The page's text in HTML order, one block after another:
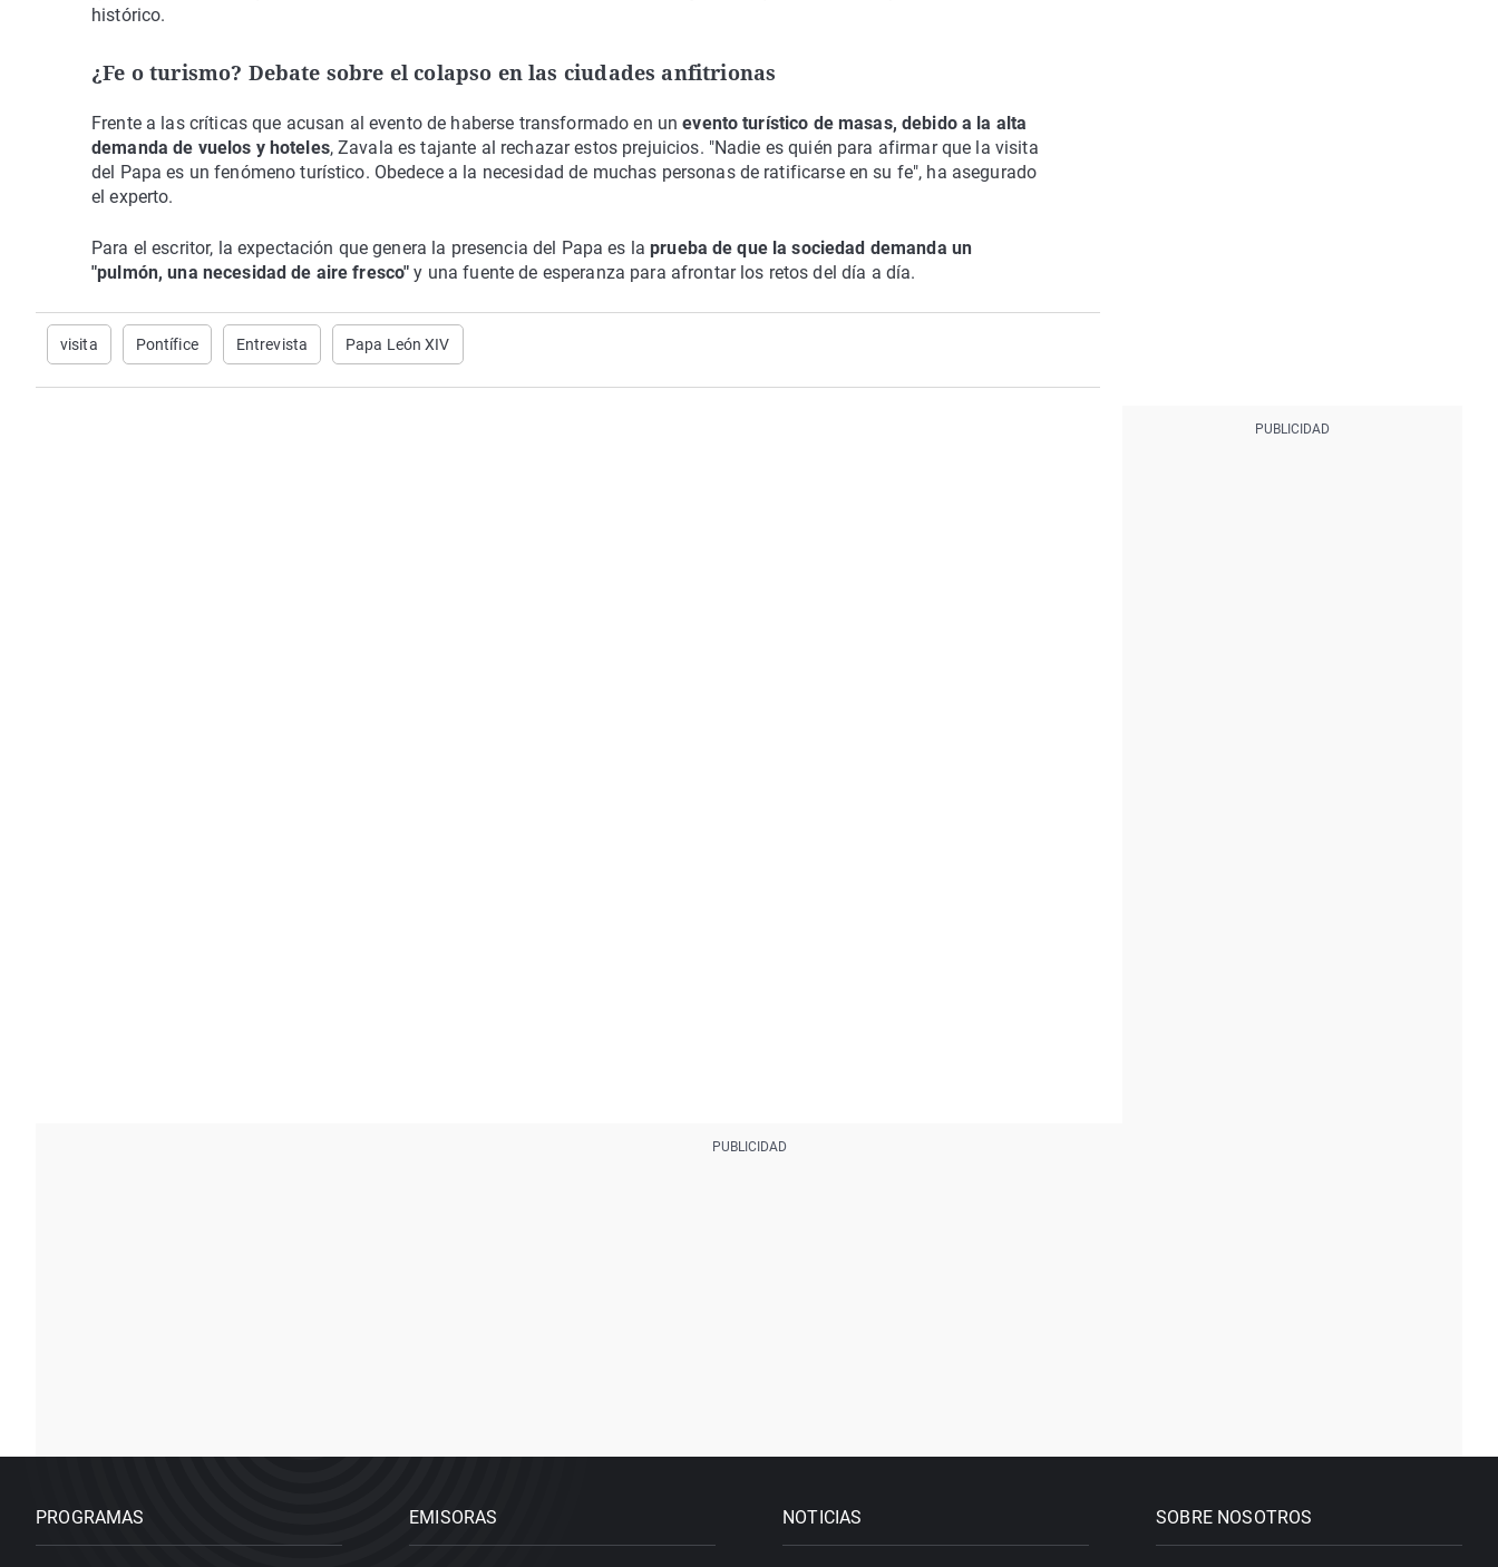
histórico.
¿Fe o turismo? Debate sobre el colapso en las ciudades anfitrionas
Frente a las críticas que acusan al evento de haberse transformado en unevento turístico de masas, debido a la alta
demanda de vuelos y hoteles, Zavala es tajante al rechazar estos prejuicios. "Nadie es quién para afirmar que la visita
del Papa es un fenómeno turístico. Obedece a la necesidad de muchas personas de ratificarse en su fe", ha asegurado
el experto.
Para el escritor, la expectación que genera la presencia del Papa es laprueba de que la sociedad demanda un
"pulmón, una necesidad de aire fresco" y una fuente de esperanza para afrontar los retos del día a día.
visita Pontífice Entrevista Papa León XIV
PROGRAMAS EMISORAS NOTICIAS SOBRE NOSOTROS